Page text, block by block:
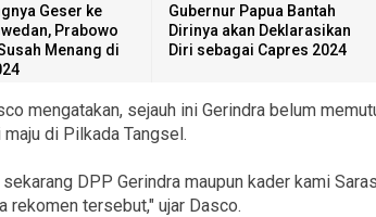
Geser ke
Prabowo
Menang di
Gubernur Papua Bantah
Dirinya akan Deklarasikan
Diri sebagai Capres 2024
mengatakan, sejauh ini Gerindra belum
di Pilkada Tangsel.
DPP Gerindra maupun kader kami
rekomen tersebut," ujar Dasco.